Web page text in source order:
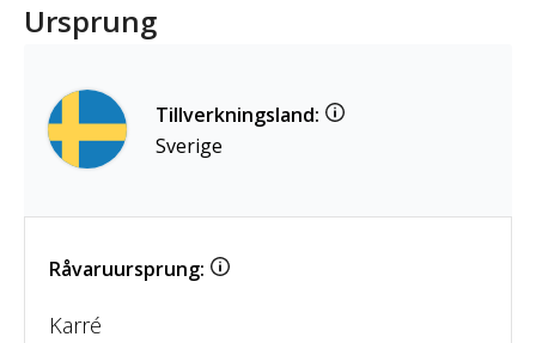
Ursprung
Tillverkningsland:
Sverige
Råvaruursprung:
Karré